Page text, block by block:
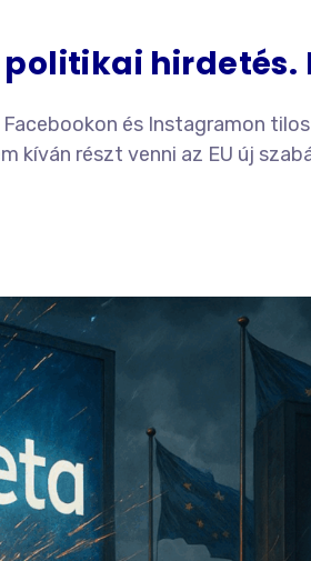
hirdetés.
és Instagramon
kíván részt venni az EU új